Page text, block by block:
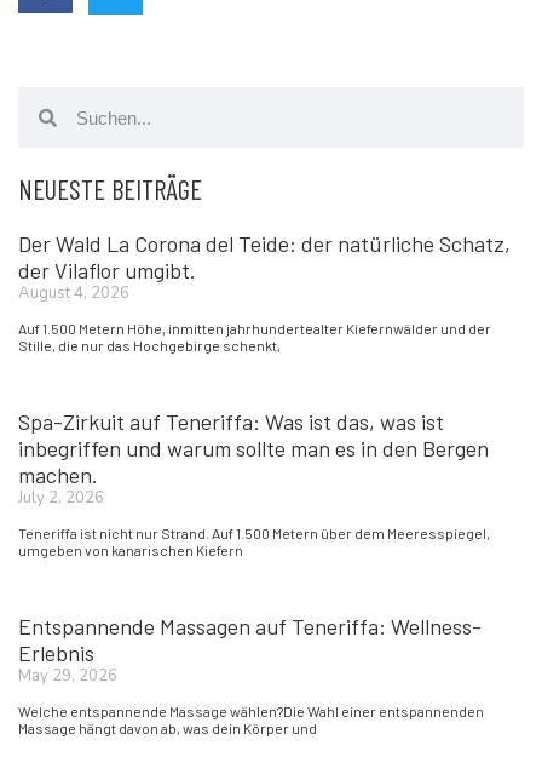
NEUESTE BEITRÄGE
Der Wald La Corona del Teide: der natürliche Schatz,
der Vilaflor umgibt.
August 4, 2026
Auf 1.500 Metern Höhe, inmitten jahrhundertealter Kiefernwälder und der
Stille, die nur das Hochgebirge schenkt,
Spa-Zirkuit auf Teneriffa: Was ist das, was ist
inbegriffen und warum sollte man es in den Bergen
machen.
July 2, 2026
Teneriffa ist nicht nur Strand. Auf 1.500 Metern über dem Meeresspiegel,
umgeben von kanarischen Kiefern
Entspannende Massagen auf Teneriffa: Wellness-
Erlebnis
May 29, 2026
Welche entspannende Massage wählen?Die Wahl einer entspannenden
Massage hängt davon ab, was dein Körper und